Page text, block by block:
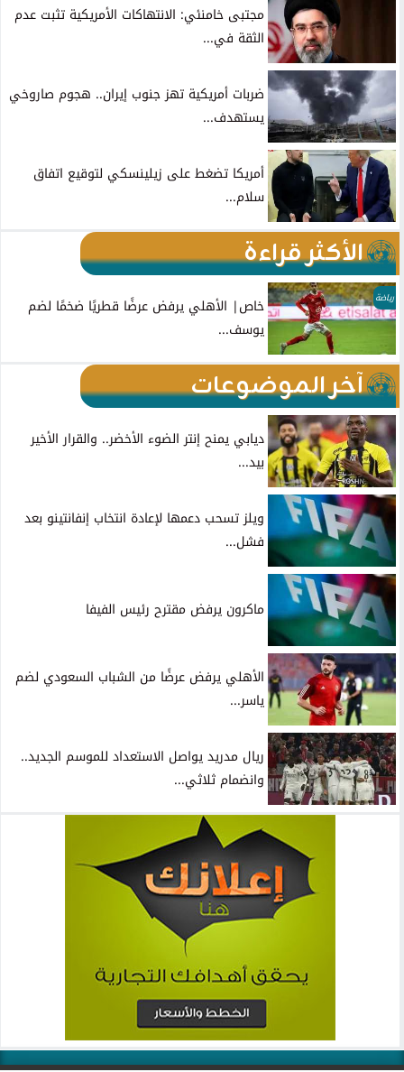
مجتبى خامنئي: الانتهاكات الأمريكية تثبت عدم
الثقة في...
ضربات أمريكية تهز جنوب إيران.. هجوم صاروخي
يستهدف...
أمريكا تضغط على زيلينسكي لتوقيع اتفاق
سلام...
الأكثر قراءة
رياضة
خاص| الأهلي يرفض عرضًا قطريًا ضخمًا لضم
يوسف...
آخر الموضوعات
ديابي يمنح إنتر الضوء الأخضر.. والقرار الأخير
بيد...
ويلز تسحب دعمها لإعادة انتخاب إنفانتينو بعد
فشل...
ماكرون يرفض مقترح رئيس الفيفا
الأهلي يرفض عرضًا من الشباب السعودي لضم
ياسر...
ريال مدريد يواصل الاستعداد للموسم الجديد..
وانضمام ثلاثي...